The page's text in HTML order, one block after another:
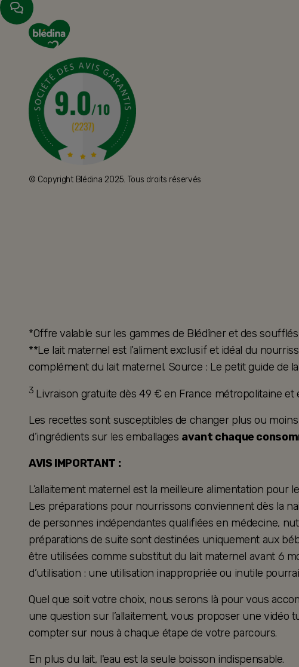
© Copyright Blédina 2025. Tous droits réservés
*Offre valable sur les gammes de Blédîner et des
**Le lait maternel est l’aliment exclusif et idéal du
complément du lait maternel. Source : Le petit guide de
3 Livraison gratuite dès 49 € en France métropolitaine et
Les recettes sont susceptibles de changer plus ou
d’ingrédients sur les emballages avant chaque
AVIS IMPORTANT :
L’allaitement maternel est la meilleure alimentation pour
Les préparations pour nourrissons conviennent dès la
de personnes indépendantes qualifiées en médecine,
préparations de suite sont destinées uniquement aux
être utilisées comme substitut du lait maternel avant 6
d’utilisation : une utilisation inappropriée ou inutile
Quel que soit votre choix, nous serons là pour vous
une question sur l’allaitement, vous proposer une
compter sur nous à chaque étape de votre parcours.
En plus du lait, l'eau est la seule boisson indispensable.